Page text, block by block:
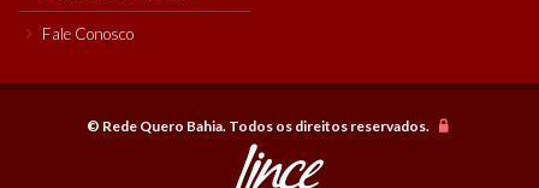
© Rede Quero Bahia. Todos os direitos reservados.